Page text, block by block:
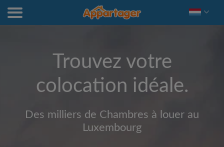
Trouvez votre
colocation idéale.
Des milliers de Chambres à louer au
Luxembourg